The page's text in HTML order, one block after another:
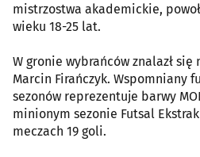
mistrzostwa akademickie,
wieku 18-25 lat.
W gronie wybrańców znalazł
Marcin Firańczyk. Wspomniany
sezonów reprezentuje barwy
minionym sezonie Futsal
meczach 19 goli.